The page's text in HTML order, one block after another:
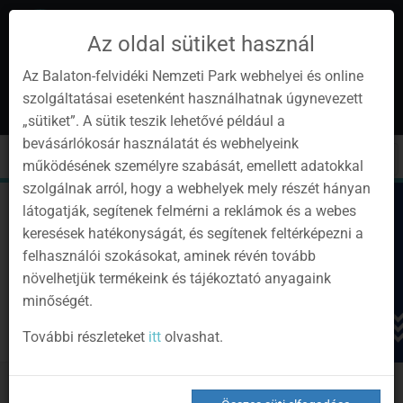
Instagram
YoutubeFacebookProgramok
Hírlevél
hu
Toggle
cart
Toggle
navigation
Bejelentkezés
Az oldal sütiket használ
Az Balaton-felvidéki Nemzeti Park webhelyei és online
szolgáltatásai esetenként használhatnak úgynevezett
„sütiket”. A sütik teszik lehetővé például a
bevásárlókosár használatát és webhelyeink
működésének személyre szabását, emellett adatokkal
szolgálnak arról, hogy a webhelyek mely részét hányan
látogatják, segítenek felmérni a reklámok és a webes
keresések hatékonyságát, és segítenek feltérképezni a
felhasználói szokásokat, aminek révén tovább
növelhetjük termékeink és tájékoztató anyagaink
minőségét.
További részleteket ittolvashat.